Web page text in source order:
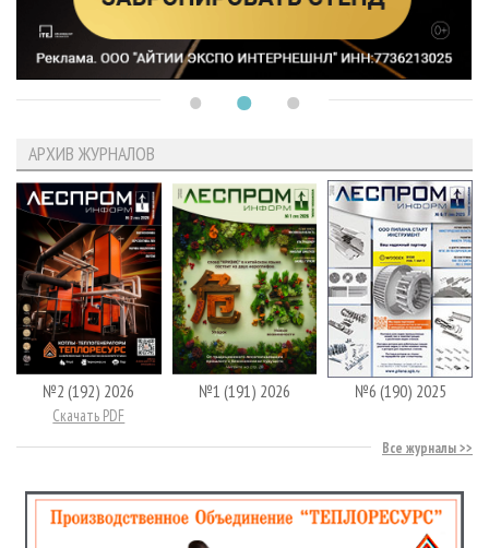
АРХИВ ЖУРНАЛОВ
№2 (192) 2026
Скачать PDF
№1 (191) 2026 №6 (190) 2025
Все журналы